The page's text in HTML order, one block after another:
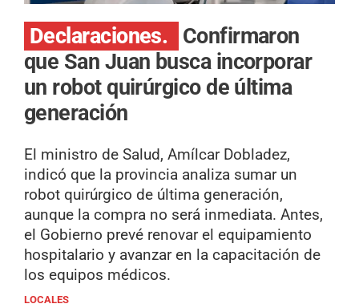
Declaraciones.
Confirmaron
que San Juan busca incorporar
un robot quirúrgico de última
generación
El ministro de Salud, Amílcar Dobladez,
indicó que la provincia analiza sumar un
robot quirúrgico de última generación,
aunque la compra no será inmediata. Antes,
el Gobierno prevé renovar el equipamiento
hospitalario y avanzar en la capacitación de
los equipos médicos.
LOCALES